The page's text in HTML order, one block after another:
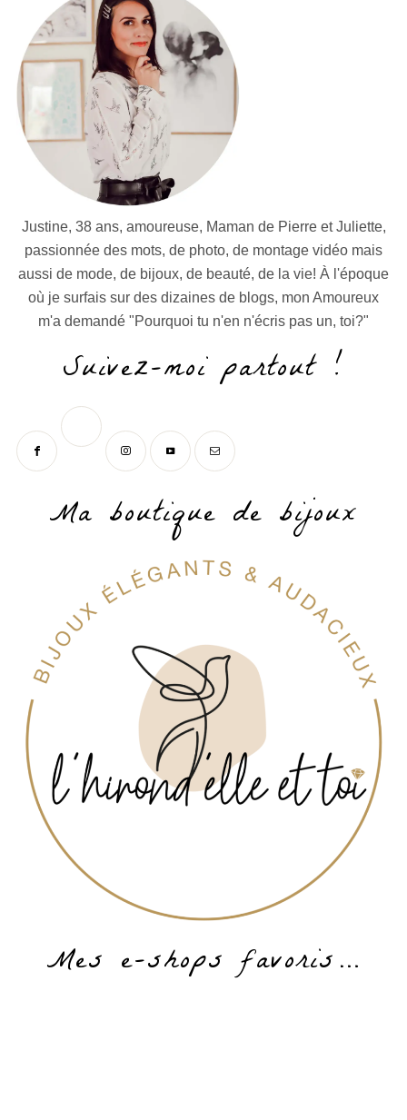
Justine, 38 ans, amoureuse, Maman de Pierre et Juliette,
passionnée des mots, de photo, de montage vidéo mais
aussi de mode, de bijoux, de beauté, de la vie! À l'époque
où je surfais sur des dizaines de blogs, mon Amoureux
m'a demandé "Pourquoi tu n'en n'écris pas un, toi?"
Suivez-moi partout !
Ma boutique de bijoux
Mes e-shops favoris…